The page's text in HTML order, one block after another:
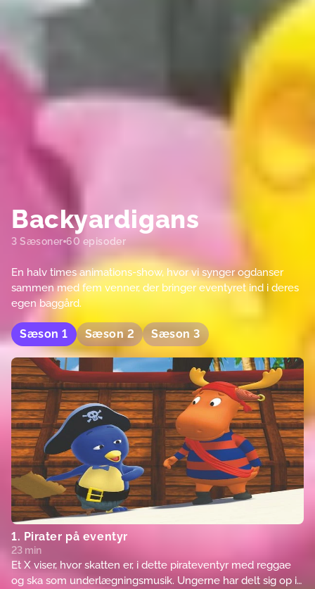
Backyardigans
3 Sæsoner 60 episoder
En halv times animations-show, hvor vi synger ogdanser
sammen med fem venner, der bringer eventyret ind i deres
egen baggård.
Sæson 1 Sæson 2 Sæson 3
1. Pirater på eventyr
23 min
Et X viser, hvor skatten er, i dette pirateventyr med reggae
og ska som underlægningsmusik. Ungerne har delt sig op i